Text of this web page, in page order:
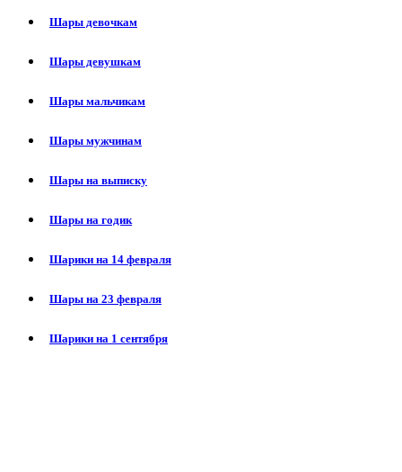
Шары девочкам
Шары девушкам
Шары мальчикам
Шары мужчинам
Шары на выписку
Шары на годик
Шарики на 14 февраля
Шары на 23 февраля
Шарики на 1 сентября